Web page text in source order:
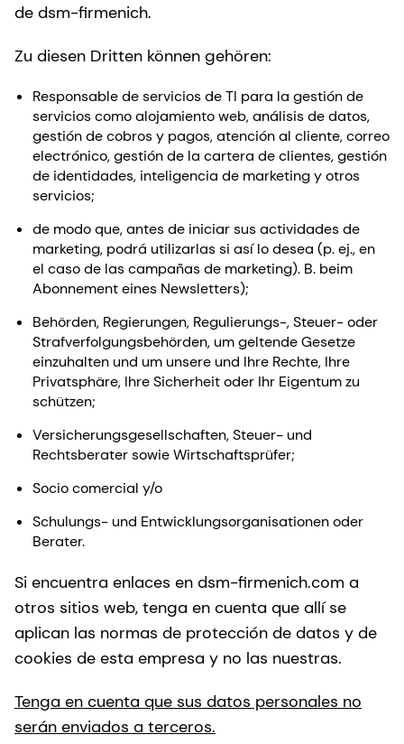
de dsm-firmenich.
Zu diesen Dritten können gehören:
Responsable de servicios de TI para la gestión de
servicios como alojamiento web, análisis de datos,
gestión de cobros y pagos, atención al cliente, correo
electrónico, gestión de la cartera de clientes, gestión
de identidades, inteligencia de marketing y otros
servicios;
de modo que, antes de iniciar sus actividades de
marketing, podrá utilizarlas si así lo desea (p. ej., en
el caso de las campañas de marketing). B. beim
Abonnement eines Newsletters);
Behörden, Regierungen, Regulierungs-, Steuer- oder
Strafverfolgungsbehörden, um geltende Gesetze
einzuhalten und um unsere und Ihre Rechte, Ihre
Privatsphäre, Ihre Sicherheit oder Ihr Eigentum zu
schützen;
Versicherungsgesellschaften, Steuer- und
Rechtsberater sowie Wirtschaftsprüfer;
Socio comercial y/o
Schulungs- und Entwicklungsorganisationen oder
Berater.
Si encuentra enlaces en dsm-firmenich.com a
otros sitios web, tenga en cuenta que allí se
aplican las normas de protección de datos y de
cookies de esta empresa y no las nuestras.
Tenga en cuenta que sus datos personales no
serán enviados a terceros.